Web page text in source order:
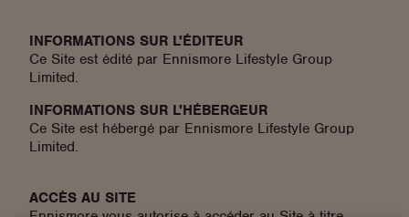
INFORMATIONS SUR L'ÉDITEUR
Ce Site est édité par Ennismore Lifestyle Group
Limited.
INFORMATIONS SUR L'HÉBERGEUR
Ce Site est hébergé par Ennismore Lifestyle Group
Limited.
ACCÈS AU SITE